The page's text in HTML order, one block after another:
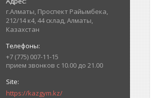
г.Алматы, Проспект Райымбека,
212/14 к4, 44 склад, Алматы,
Казахстан
+7 (775) 007-11-15
прием звонков с 10.00 до 21.00
https://kazgym.kz/